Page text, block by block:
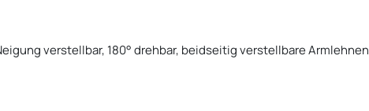
verstellbar, 180° drehbar, beidseitig verstellbare Armlehnen